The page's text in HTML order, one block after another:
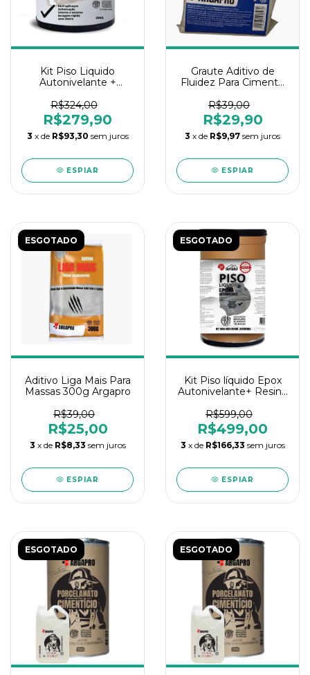
Kit Piso Liquido
Autonivelante +
R$324,00
R$279,90
3 x de R$93,30 sem juros
ESPIAR
Graute Aditivo de
Fluidez Para Cimento
R$39,00
R$29,90
3 x de R$9,97 sem juros
ESPIAR
ESGOTADO
Aditivo Liga Mais Para
Massas 300g Argapro
R$39,00
R$25,00
3 x de R$8,33 sem juros
ESPIAR
ESGOTADO
Kit Piso líquido Epox
Autonivelante+ Resina
R$599,00
R$499,00
3 x de R$166,33 sem juros
ESPIAR
ESGOTADO ESGOTADO